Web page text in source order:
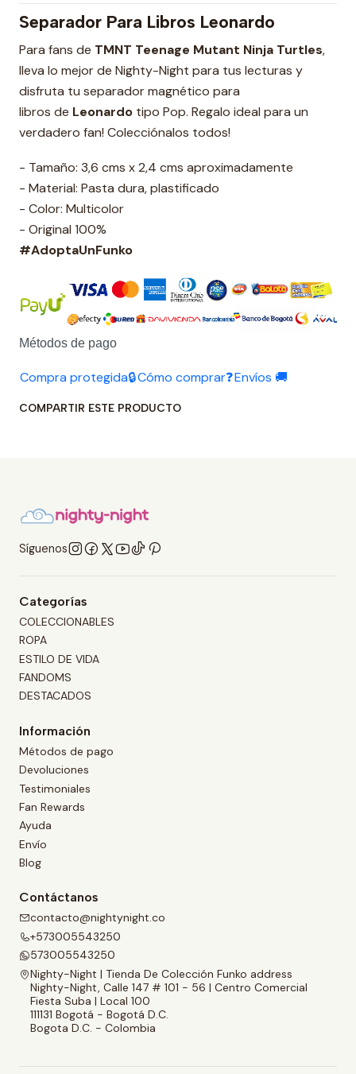
Separador Para Libros Leonardo
Para fans de TMNT Teenage Mutant Ninja Turtles,
lleva lo mejor de Nighty-Night para tus lecturas y
disfruta tu separador magnético para
libros de Leonardo tipo Pop. Regalo ideal para un
verdadero fan! Colecciónalos todos!
- Tamaño: 3,6 cms x 2,4 cms aproximadamente
- Material: Pasta dura, plastificado
- Color: Multicolor
- Original 100%
#AdoptaUnFunko
Métodos de pago
Compra protegida🔒Cómo comprar❓Envíos 🚚
COMPARTIR ESTE PRODUCTO
Síguenos
Categorías
COLECCIONABLES
ROPA
ESTILO DE VIDA
FANDOMS
DESTACADOS
Información
Métodos de pago
Devoluciones
Testimoniales
Fan Rewards
Ayuda
Envío
Blog
Contáctanos
contacto@nightynight.co
+573005543250
573005543250
Nighty-Night | Tienda De Colección Funko address
Nighty-Night, Calle 147 # 101 - 56 | Centro Comercial
Fiesta Suba | Local 100
111131 Bogotá - Bogotá D.C.
Bogota D.C. - Colombia